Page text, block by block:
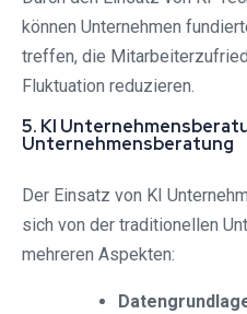
können Unternehmen
treffen, die
Fluktuation reduzieren.
5. KI
Unternehmensberatung
Der Einsatz von KI
sich von der traditionellen
mehreren Aspekten: